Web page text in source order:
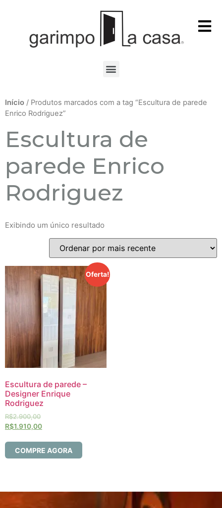
Início / Produtos marcados com a tag “Escultura de parede
Enrico Rodriguez”
Escultura de
parede Enrico
Rodriguez
Exibindo um único resultado
Oferta!
Escultura de parede –
Designer Enrique
Rodriguez
R$2.900,00
R$1.910,00
COMPRE AGORA